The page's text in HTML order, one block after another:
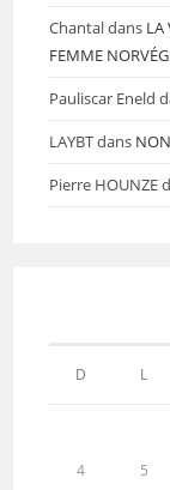
Chantaldans LA
FEMME
Pauliscar Eneld
LAYBTdans
Pierre HOUNZE
D L
4 5